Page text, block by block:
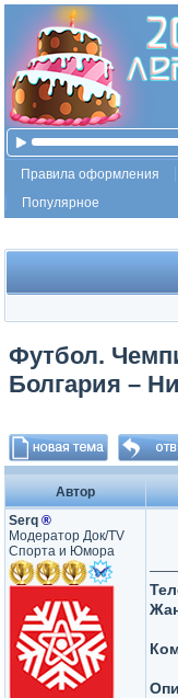
Правила оформления
Популярное
Футбол.
Болгария –
Автор
Serq ®
Модератор Док/TV
Спорта и Юмора